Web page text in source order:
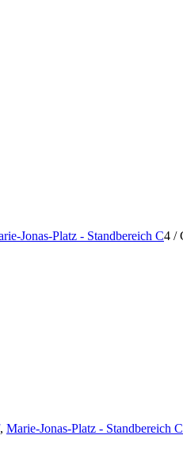
Jonas-Platz - Standbereich C4 /
, Marie-Jonas-Platz - Standbereich C